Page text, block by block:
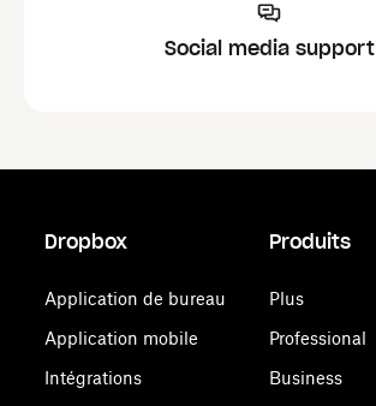
Social media support
Dropbox
Application de bureau
Application mobile
Intégrations
Produits
Plus
Professional
Business